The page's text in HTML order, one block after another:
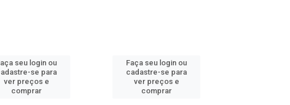
seu login ou
se para
ver preços e
comprar
Faça seu login ou
cadastre-se para
ver preços e
comprar